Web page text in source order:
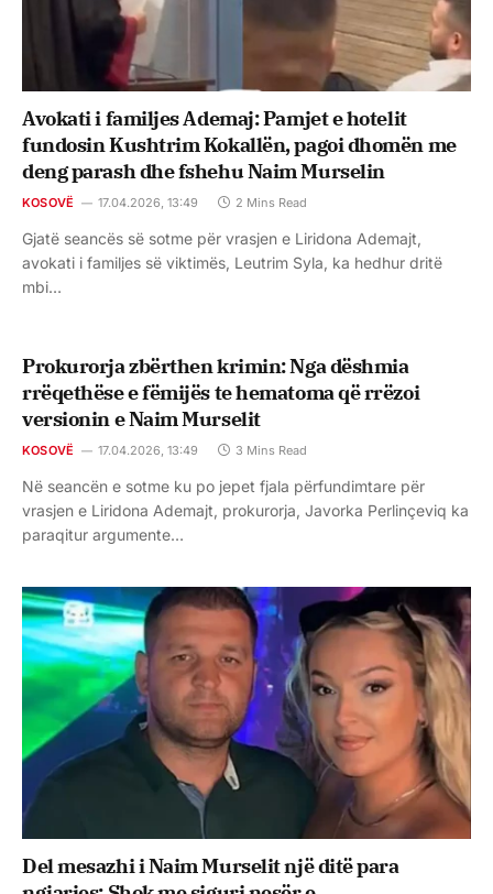
Avokati i familjes Ademaj: Pamjet e hotelit
fundosin Kushtrim Kokallën, pagoi dhomën me
deng parash dhe fshehu Naim Murselin
KOSOVË 17.04.2026, 13:49 2 Mins Read
Gjatë seancës së sotme për vrasjen e Liridona Ademajt,
avokati i familjes së viktimës, Leutrim Syla, ka hedhur dritë
mbi…
Prokurorja zbërthen krimin: Nga dëshmia
rrëqethëse e fëmijës te hematoma që rrëzoi
versionin e Naim Murselit
KOSOVË 17.04.2026, 13:49 3 Mins Read
Në seancën e sotme ku po jepet fjala përfundimtare për
vrasjen e Liridona Ademajt, prokurorja, Javorka Perlinçeviq ka
paraqitur argumente…
Del mesazhi i Naim Murselit një ditë para